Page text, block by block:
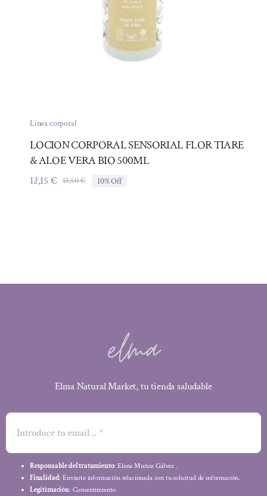
Línea corporal
LOCION CORPORAL SENSORIAL FLOR TIARE
& ALOE VERA BIO 500ML
13,50€El
12,15 €
El
10% Off
Elma Natural Market, tu tienda saludable
Responsable del tratamiento: Elena Muñoz Gálvez .
Finalidad: Enviarte información relacionada con tu solicitud de información.
Legitimación: Consentimiento.